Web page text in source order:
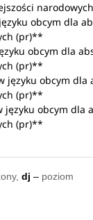
obcym dla
(pr)**
obcym dla
(pr)**
języku obcym dla
(pr)**
języku obcym dla
(pr)**
dj – poziom